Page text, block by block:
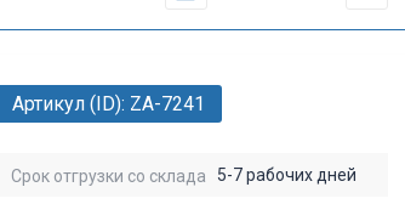
Артикул (ID): ZA-7241
Срок отгрузки со склада 5-7 рабочих дней